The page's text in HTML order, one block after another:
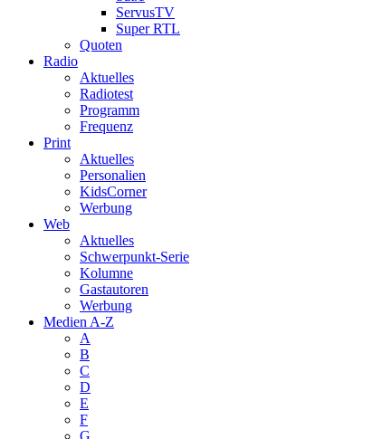
ServusTV
Super RTL
Quoten
Radio
Aktuelles
Radiotest
Programm
Frequenz
Print
Aktuelles
Personalien
KidsCorner
Werbung
Web
Aktuelles
Schwerpunkt-Serie
Kolumne
Gastautoren
Werbung
Medien A-Z
A
B
C
D
E
F
G